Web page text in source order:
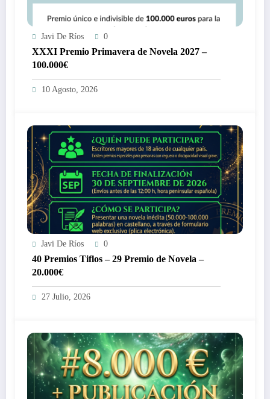
Javi De Ríos 0
XXXI Premio Primavera de Novela 2027 –
100.000€
10 Agosto, 2026
Javi De Ríos 0
40 Premios Tiflos – 29 Premio de Novela –
20.000€
27 Julio, 2026